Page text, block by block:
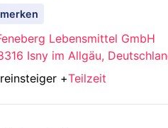
merken
Lebensmittel GmbH
Isny im Allgäu,
+Teilzeit